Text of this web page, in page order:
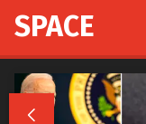
SPACE
